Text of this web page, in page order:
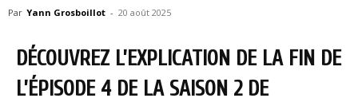
Par Yann Grosboillot - 20 août 2025
DÉCOUVREZ L’EXPLICATION DE LA FIN DE
L’ÉPISODE 4 DE LA SAISON 2 DE